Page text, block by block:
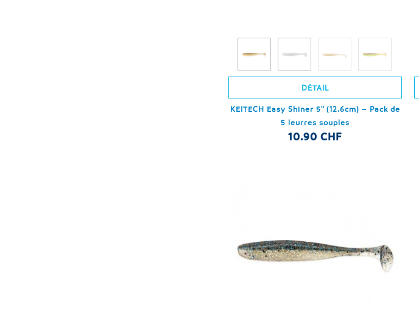
DÉTAIL
KEITECH Easy Shiner 5'' (12.6cm) – Pack de
5 leurres souples
10.90 CHF